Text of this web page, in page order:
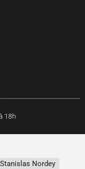
18h
Stanislas Nordey